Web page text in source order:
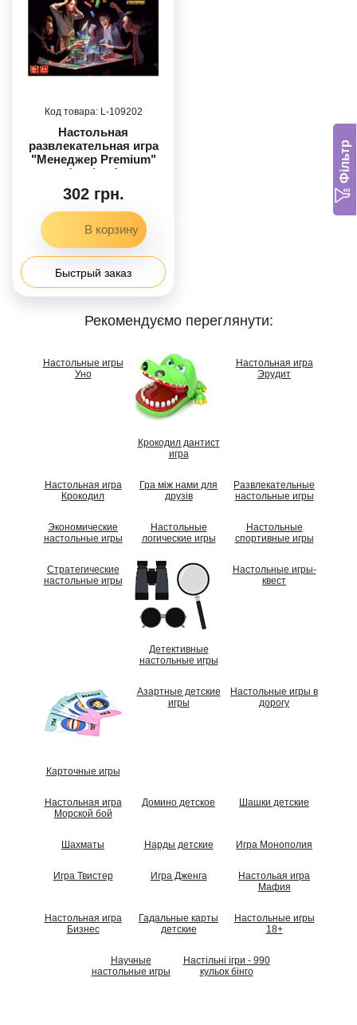
Фільтр
109202
Настольная
развлекательная игра
"Менеджер Premium"
(рус/укр)
302 грн.
Быстрый заказ
Рекомендуємо переглянути:
Настольные игры
Уно
Крокодил дантист
игра
Настольная игра
Эрудит
Настольная игра
Крокодил
Гра між нами для
друзів
Развлекательные
настольные игры
Экономические
настольные игры
Настольные
логические игры
Настольные
спортивные игры
Стратегические
настольные игры
Детективные
настольные игры
Настольные игры-
квест
Карточные игры
Азартные детские
игры
Настольные игры в
дорогу
Настольная игра
Морской бой
Домино детское Шашки детские
Шахматы Нарды детские Игра Монополия
Игра Твистер Игра Дженга
Настольая игра
Мафия
Настольная игра
Бизнес
Гадальные карты
детские
Настольные игры
18+
Научные
настольные игры
Настільні ігри - 990
кульок бінго